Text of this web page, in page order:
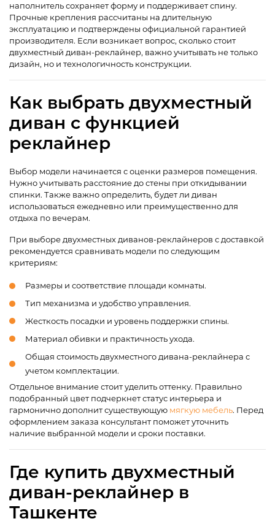
наполнитель сохраняет форму и поддерживает спину.
Прочные крепления рассчитаны на длительную
эксплуатацию и подтверждены официальной гарантией
производителя. Если возникает вопрос, сколько стоит
двухместный диван-реклайнер, важно учитывать не только
дизайн, но и технологичность конструкции.
Как выбрать двухместный
диван с функцией
реклайнер
Выбор модели начинается с оценки размеров помещения.
Нужно учитывать расстояние до стены при откидывании
спинки. Также важно определить, будет ли диван
использоваться ежедневно или преимущественно для
отдыха по вечерам.
При выборе двухместных диванов-реклайнеров с доставкой
рекомендуется сравнивать модели по следующим
критериям:
Размеры и соответствие площади комнаты.
Тип механизма и удобство управления.
Жесткость посадки и уровень поддержки спины.
Материал обивки и практичность ухода.
Общая стоимость двухместного дивана-реклайнера с
учетом комплектации.
Отдельное внимание стоит уделить оттенку. Правильно
подобранный цвет подчеркнет статус интерьера и
гармонично дополнит существующую мягкую мебель. Перед
оформлением заказа консультант поможет уточнить
наличие выбранной модели и сроки поставки.
Где купить двухместный
диван-реклайнер в
Ташкенте